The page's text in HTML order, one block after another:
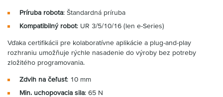
Príruba robota: Štandardná príruba
Kompatibilný robot: UR 3/5/10/16 (len e-Series)
Vďaka certifikácii pre kolaboratívne aplikácie a plug-and-play
rozhraniu umožňuje rýchle nasadenie do výroby bez potreby
zložitého programovania.
Zdvih na čeľusť: 10 mm
Min. uchopovacia sila: 65 N